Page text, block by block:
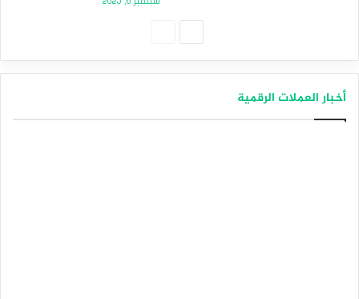
أخبار العملات الرقمية